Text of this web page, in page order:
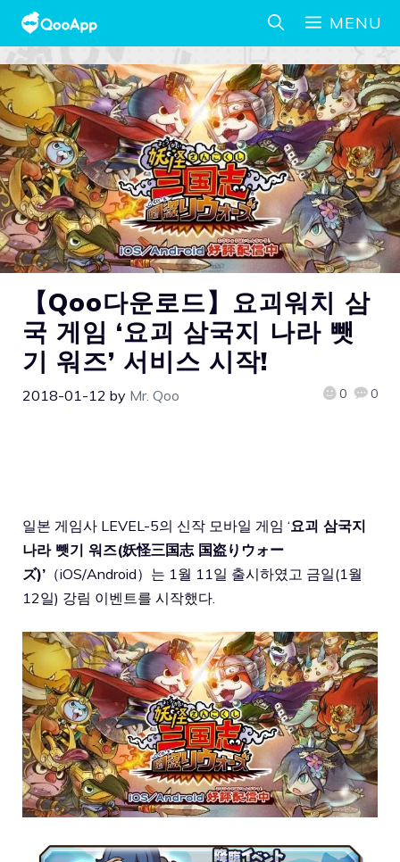
MENU
【Qoo다운로드】요괴워치 삼
국 게임 ‘요괴 삼국지 나라 뺏
기 워즈’ 서비스 시작!
2018-01-12 by Mr. Qoo 0 0
일본 게임사 LEVEL-5의 신작 모바일 게임 ‘요괴 삼국지
나라 뺏기 워즈(妖怪三国志 国盗りウォー
ズ)’ （iOS/Android）는 1월 11일 출시하였고 금일(1월
12일) 강림 이벤트를 시작했다.